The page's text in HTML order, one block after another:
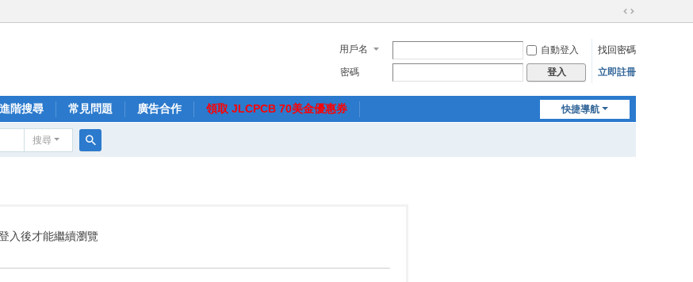
切
到
寬
用戶名 自動登入
找回密碼
密碼
登入 立即註冊
快捷導航
進階搜尋 常見問題 廣告合作 領取 JLCPCB 70美金優惠券
搜尋
入後才能繼續瀏覽